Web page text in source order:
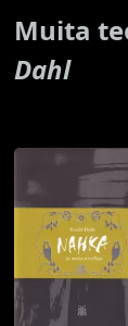
Muita
Dahl